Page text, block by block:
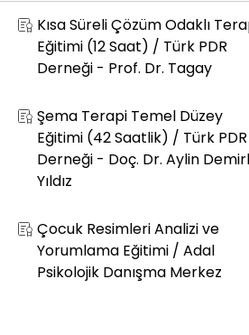
Kısa Süreli Çözüm Odaklı
Eğitimi (12 Saat) / Türk PDR
Derneği - Prof. Dr. Tagay
Şema Terapi Temel Düzey
Eğitimi (42 Saatlik) / Türk PDR
Derneği - Doç. Dr. Aylin
Yıldız
Çocuk Resimleri Analizi ve
Yorumlama Eğitimi / Adal
Psikolojik Danışma Merkez